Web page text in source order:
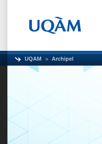
UQAM Archipel